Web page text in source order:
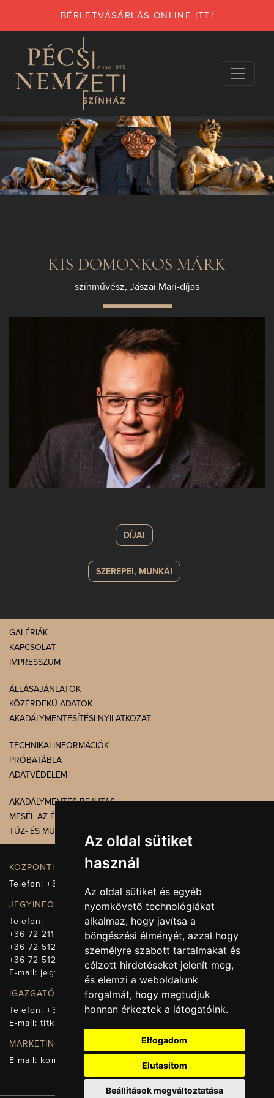
Az oldal sütiket
használ
Az oldal sütiket és egyéb
nyomkövető technológiákat
alkalmaz, hogy javítsa a
böngészési élményét, azzal hogy
személyre szabott tartalmakat és
célzott hirdetéseket jelenít meg,
és elemzi a weboldalunk
forgalmát, hogy megtudjuk
honnan érkeztek a látogatóink.
Elfogadom
Elutasítom
Beállítások megváltoztatása
BÉRLETVÁSÁRLÁS ONLINE ITT!
KIS DOMONKOS MÁRK
színművész, Jászai Mari-díjas
DÍJAI
SZEREPEI, MUNKÁI
GALÉRIÁK
KAPCSOLAT
IMPRESSZUM
ÁLLÁSAJÁNLATOK
KÖZÉRDEKŰ ADATOK
AKADÁLYMENTESÍTÉSI NYILATKOZAT
TECHNIKAI INFORMÁCIÓK
PRÓBATÁBLA
ADATVÉDELEM
AKADÁLYMENTES BEJUTÁS
MESÉL AZ ÉPÜLET
TŰZ- ÉS MUNKAVÉDELEM
KÖZPONTI ELÉRHETŐSÉG, TELEFONKÖZPONT
Telefon:+36 72 512-660
JEGYINFORMÁCIÓ
Telefon:
+36 72 211-965
+36 72 512-669
+36 72 512-675
E-mail: jegy@pnsz.hu
IGAZGATÓSÁG, TITKÁRSÁG
Telefon:+36 72 512-671
E-mail:titkarsag@pnsz.hu
MARKETING, SAJTÓ, KOMMUNIKÁCIÓ
E-mail: kommunikacio@pnsz.hu